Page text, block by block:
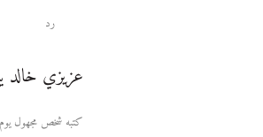
رد
عزيزي
كتبه شخص مجهول يوم 06 سبتمبر 2010 حوالي الساعة 03:48